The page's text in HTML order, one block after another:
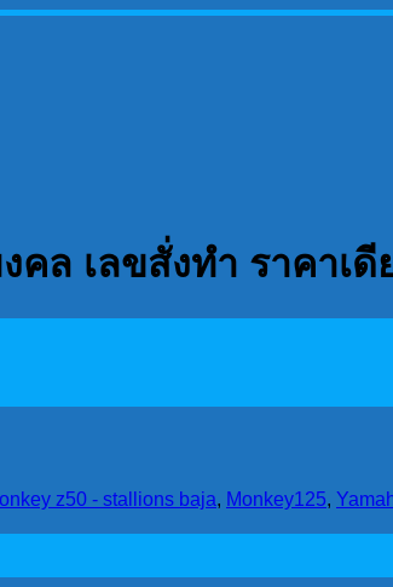
ล เลขสั่งทำ ราคาเ
z50 - stallions baja, Monkey125,